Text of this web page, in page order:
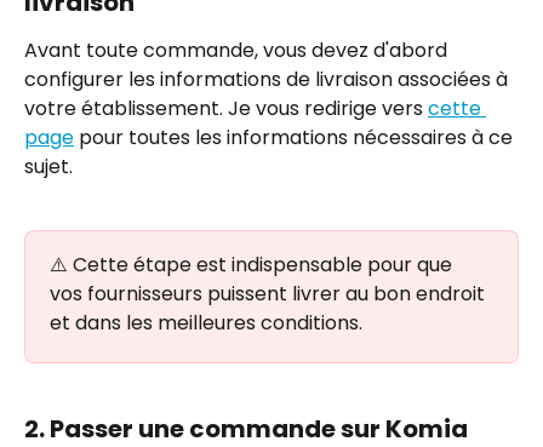
Avant toute commande, vous devez d'abord
configurer les informations de livraison associées à
votre établissement. Je vous redirige vers cette
page pour toutes les informations nécessaires à ce
sujet.
⚠️ Cette étape est indispensable pour que
vos fournisseurs puissent livrer au bon endroit
et dans les meilleures conditions.
2. Passer une commande sur Komia